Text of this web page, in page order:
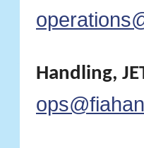
Handling,